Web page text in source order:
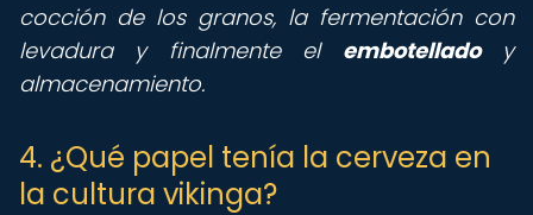
cocción de los granos, la fermentación con
levadura y finalmente el embotelladoy
almacenamiento.
4. ¿Qué papel tenía la cerveza en
la cultura vikinga?